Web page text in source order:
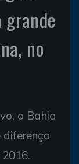
grande
no
o Bahia